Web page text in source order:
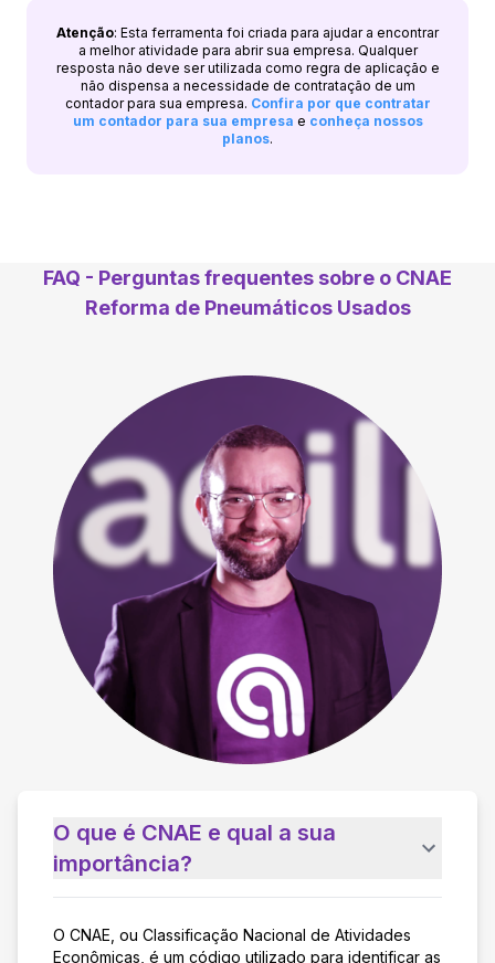
Atenção: Esta ferramenta foi criada para ajudar a encontrar
a melhor atividade para abrir sua empresa. Qualquer
resposta não deve ser utilizada como regra de aplicação e
não dispensa a necessidade de contratação de um
contador para sua empresa. Confira por que contratar
um contador para sua empresa e conheça nossos
planos.
FAQ - Perguntas frequentes sobre o CNAE
Reforma de Pneumáticos Usados
O que é CNAE e qual a sua
importância?
O CNAE, ou Classificação Nacional de Atividades
Econômicas, é um código utilizado para identificar as